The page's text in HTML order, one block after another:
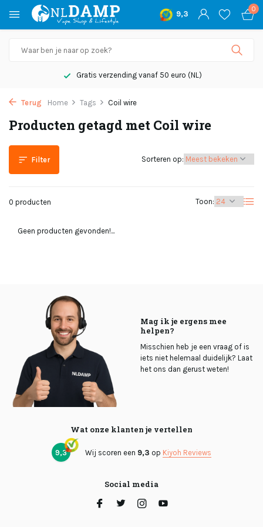
9,3
0
Gratis verzending vanaf 50 euro (NL)
Terug Home Tags Coil wire
Producten getagd met Coil wire
Filter
0 producten Toon:
Sorteren op:
Geen producten gevonden!...
Mag ik je ergens mee
helpen?
Misschien heb je een vraag of is
iets niet helemaal duidelijk? Laat
het ons dan gerust weten!
Wat onze klanten je vertellen
9,3 Wij scoren een 9,3 op Kiyoh Reviews
Social media